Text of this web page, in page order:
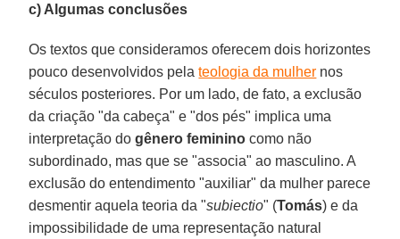
c) Algumas conclusões
Os textos que consideramos oferecem dois horizontes
pouco desenvolvidos pelateologia da mulher nos
séculos posteriores. Por um lado, de fato, a exclusão
da criação "da cabeça" e "dos pés" implica uma
interpretação dogênero feminino como não
subordinado, mas que se "associa" ao masculino. A
exclusão do entendimento "auxiliar" da mulher parece
desmentir aquela teoria da "subiectio" (Tomás) e da
impossibilidade de uma representação natural